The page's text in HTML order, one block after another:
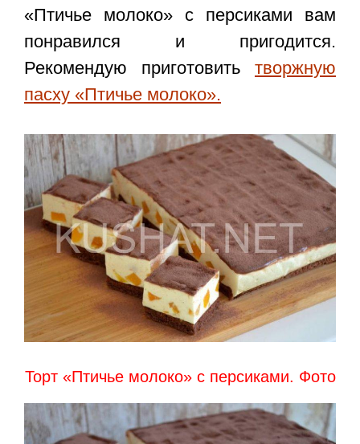
«Птичье молоко» с персиками вам
понравился и пригодится.
Рекомендую приготовить творжную
пасху «Птичье молоко».
Торт «Птичье молоко» с персиками. Фото